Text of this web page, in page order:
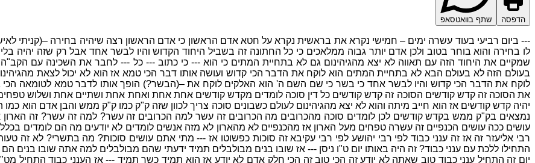
הדפסה שתף בוואטסאפ
--- ביום רביעי בעוד עשרה ימים – חמישי נקרא את בראשית נקרא על חטא אדם הראשון כי אדם הראשון רצה שיהיה בחירה –(קניתי
לו בחירה והוא בוחר בטוב ולכן אדם יותר גבוה ממלאכים כי כל החתונה זה בשביל היחוד הקדוש והיו לבשר אחד אבל רק שזה יהיה בלי
שמקיים את היחוד הזה עם תאווה לא יצא מהגיהינום גם לא בתחיית המתים כי הוא --- כי כתוב --- כל --- לחבר את השכינה עם
בעולם הזה לא בעולם הבא לא בתחיית המתים הוא לוקח את הדבר הכי קדוש ועושה אותו דבר הכי טמא אז הוא לא יכול לצאת
לוקח את הדבר הכי קדוש והיו לבשר אחד כי בשר כי שם השם ה' הוא האלקים לוקח את –(הבשר?) הופך אותו לדבר טמא לטומאה הכי
את הסוכה זה קדש קודשים הסוכה זה קדש קודשים כל דין סוכה לומדים מקדש קודשים אחת אחת ואחת אחת ושתיים אחת ושלוש
יהיה קדש קודשים אז הוא חייב מיתה והוא לא יצא מהגיהינום לעולם כשבונים סוכה צריך לכוון שזה ק"ק כמו ק"ק ממש והבן אדם הוא
נמצאים בק"ק ממש בקדש קודשים לכן לומדים סוכה מהכרובים מה הכרובים זה עשר למה הכרובים זה עשר? למה זה עשר? זה הארון
עושים ככה עושים הכנפיים זה עשרה טפחים מעל הארון אז מהכנפיים לא מהארון לא מזה אנשים לומדים לא יודעים מה הם לומדים
רבי אליעזר זה אז זה ענני כבוד לפי רבי יהושע לפי רבי עקיבא זה סוכות כפשוטו אז --- מתי אתם עושים סוכות? מה בתשרי? לא
התחילו ללכת עם ענני כבוד? זה היה באותו יום ט"ו ניסן --- אז שובו בנים מבולבלים תמיד ידעתי שהם מבולבלים למה אתה שובו בנים
יום זה התחיל ענני כבוד טוב שאתה לא יודע זה הכי טוב זה הכי חלק אדם לא יודע אז הוא תמיד כשר תמיד --- אז הענני כבוד התחיל